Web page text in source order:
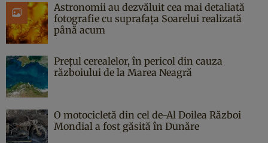
Astronomii au dezvăluit cea mai detaliată
fotografie cu suprafața Soarelui realizată
până acum
Prețul cerealelor, în pericol din cauza
războiului de la Marea Neagră
O motocicletă din cel de-Al Doilea Război
Mondial a fost găsită în Dunăre